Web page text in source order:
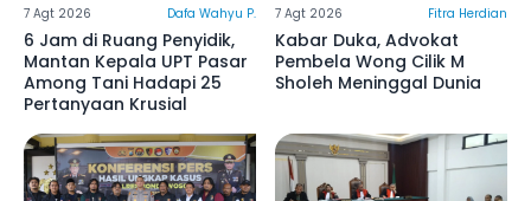
7 Agt 2026 Dafa Wahyu P.
6 Jam di Ruang Penyidik,
Mantan Kepala UPT Pasar
Among Tani Hadapi 25
Pertanyaan Krusial
7 Agt 2026 Fitra Herdian
Kabar Duka, Advokat
Pembela Wong Cilik M
Sholeh Meninggal Dunia